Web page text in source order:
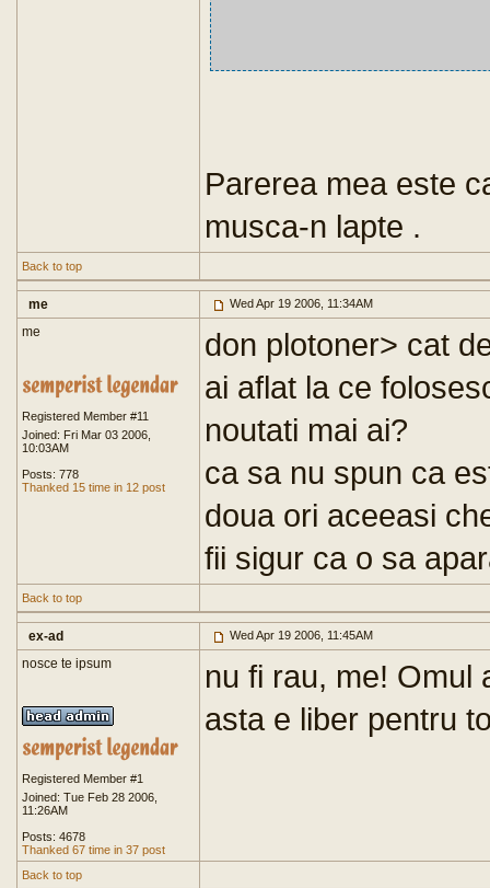
Parerea mea este
musca-n lapte .
Back to top
me Wed Apr 19 2006, 11:34AM
me
Registered Member #11
Joined: Fri Mar 03 2006,
10:03AM
Posts: 778
Thanked 15 time in 12 post
don plotoner> cat
ai aflat la ce
noutati mai ai?
ca sa nu spun ca
doua ori aceeasi
fii sigur ca o sa
Back to top
ex-ad Wed Apr 19 2006, 11:45AM
nosce te ipsum
Registered Member #1
Joined: Tue Feb 28 2006,
11:26AM
Posts: 4678
Thanked 67 time in 37 post
nu fi rau, me! Omul
asta e liber pentru
Back to top